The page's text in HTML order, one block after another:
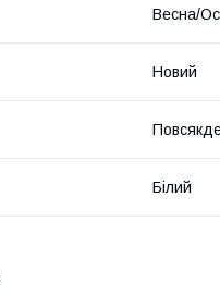
Весна/
Новий
Білий